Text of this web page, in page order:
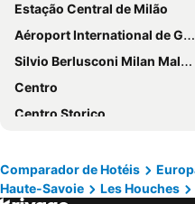
Hôtel de l'Arve by HappyCulture
Hôtel Le Morgane
Auberge du Manoir
Hôtel Vallée Blanche
Hotel Le Chamonix
La Maison Neuve
Hotel Mont Blanc
Estação Central de Milão
Aéroport International de Genève - Geneva International Airport
Silvio Berlusconi Milan Malpensa Airport
Centro
Centro Storico
Aéroport Lyon Saint Exupéry
Avoriaz 1800 Portes du Soleil
Comparador de Hotéis
Haute-Savoie
Les Houches